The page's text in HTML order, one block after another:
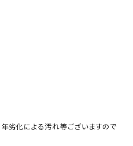
劣化による汚れ等ございますので